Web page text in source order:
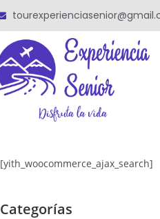
[yith_woocommerce_ajax_search]
Categorías